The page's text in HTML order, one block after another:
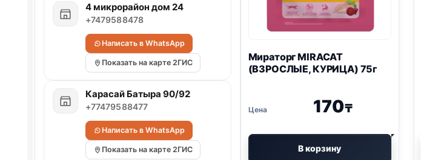
Мираторг MIRACAT
(ВЗРОСЛЫЕ, КУРИЦА) 75г
170₸
В корзину
4 микрорайон дом 24
+7479588478
Написать в WhatsApp
Показать на карте 2ГИС
Карасай Батыра 90/92
+77479588477
Написать в WhatsApp
Показать на карте 2ГИС